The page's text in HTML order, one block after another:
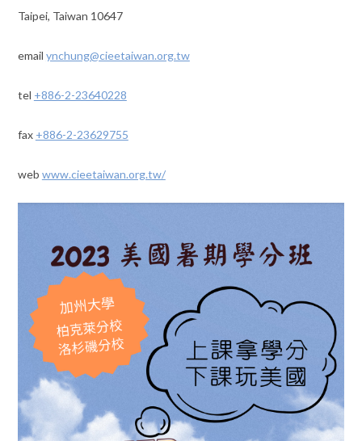
Taipei, Taiwan 10647
email ynchung@cieetaiwan.org.tw
tel +886-2-23640228
fax +886-2-23629755
web www.cieetaiwan.org.tw/